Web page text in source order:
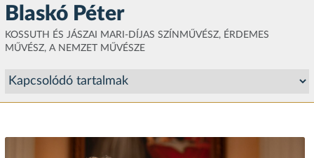
Blaskó Péter
KOSSUTH ÉS JÁSZAI MARI-DÍJAS SZÍNMŰVÉSZ, ÉRDEMES
MŰVÉSZ, A NEMZET MŰVÉSZE